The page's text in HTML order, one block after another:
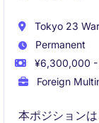
Tokyo 23
Permanent
¥6,300,000 -
Foreign
本ポジション